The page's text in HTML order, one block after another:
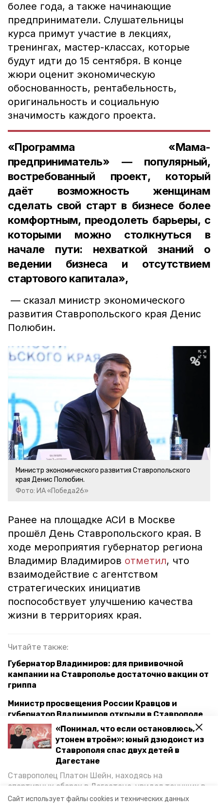
Сайт использует файлы cookies и технических данных
«Понимал, что если остановлюсь,
утонем втроём»: юный дзюдоист из
Ставрополя спас двух детей в
Дагестане
Ставрополец Платон Шейн, находясь на
спортивных сборах в Дегестане, увидел тонущих в
Каспийском море детей и бросился на помощь. По
более года, а также начинающие
предприниматели. Слушательницы
курса примут участие в лекциях,
тренингах, мастер-классах, которые
будут идти до 15 сентября. В конце
жюри оценит экономическую
обоснованность, рентабельность,
оригинальность и социальную
значимость каждого проекта.
«Программа «Мама-
предприниматель» — популярный,
востребованный проект, который
даёт возможность женщинам
сделать свой старт в бизнесе более
комфортным, преодолеть барьеры, с
которыми можно столкнуться в
начале пути: нехваткой знаний о
ведении бизнеса и отсутствием
стартового капитала»,
— сказал министр экономического
развития Ставропольского края Денис
Полюбин.
Министр экономического развития Ставропольского
края Денис Полюбин.
Фото: ИА «Победа26»
Ранее на площадке АСИ в Москве
прошёл День Ставропольского края. В
ходе мероприятия губернатор региона
Владимир Владимиров отметил, что
взаимодействие с агентством
стратегических инициатив
поспособствует улучшению качества
жизни в территориях края.
Читайте также:
Губернатор Владимиров: для прививочной
кампании на Ставрополье достаточно вакцин от
гриппа
Министр просвещения России Кравцов и
губернатор Владимиров открыли в Ставрополе
центр «Сириус 26»
Губернатор Владимиров поручил расширить
сеть госаптек на Ставрополье
ставропольский край поддержка мам с детьми